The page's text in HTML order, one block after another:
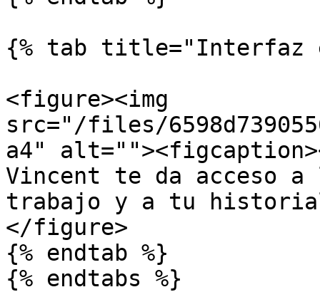
{% tab title="Interfaz
<figure><img
src="/files/
a4"
Vincent te da acceso
trabajo y a tu
</figure>
{% endtab %}
{% endtabs %}